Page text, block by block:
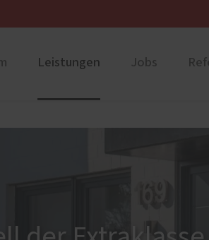
Leistungen
PaX Balkon- &
Jobs